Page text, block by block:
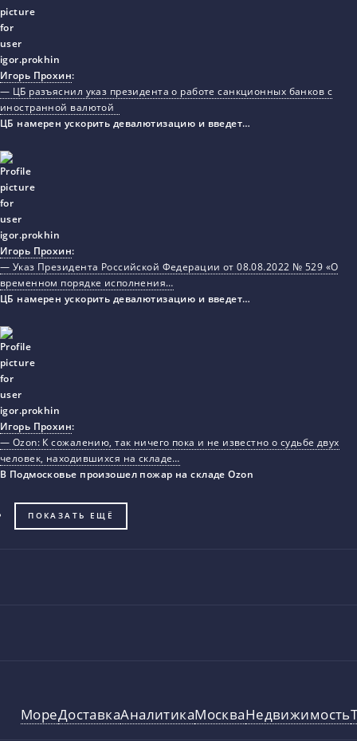
Игорь Прохин:
— ЦБ разъяснил указ президента о работе санкционных банков с
иностранной валютой
ЦБ намерен ускорить девалютизацию и введет…
Игорь Прохин:
— Указ Президента Российской Федерации от 08.08.2022 № 529 «О
временном порядке исполнения…
ЦБ намерен ускорить девалютизацию и введет…
Игорь Прохин:
— Ozon: К сожалению, так ничего пока и не известно о судьбе двух
человек, находившихся на складе…
В Подмосковье произошел пожар на складе Ozon
ПОКАЗАТЬ ЕЩЁ
МореДоставкаАналитикаМоскваНедвижимость